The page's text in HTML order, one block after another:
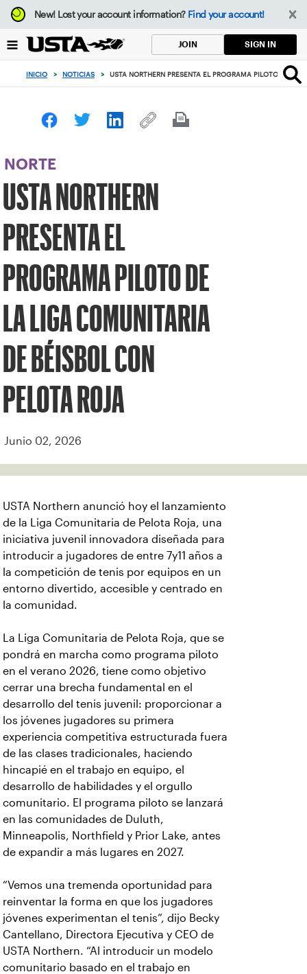
Enfoque
desde
botón
volver
principio
New!Lost your account information? Find your account!
JOIN SIGN IN
INICIO > NOTICIAS > USTA NORTHERN PRESENTA EL PROGRAMA PILOTO DE LA
NORTE
USTA NORTHERN
PRESENTA EL
PROGRAMA PILOTO DE
LA LIGA COMUNITARIA
DE BÉISBOL CON
PELOTA ROJA
Junio 02, 2026
USTA Northern anunció hoy el lanzamiento
de la Liga Comunitaria de Pelota Roja, una
iniciativa juvenil innovadora diseñada para
introducir a jugadores de entre 7y11 años a
la competición de tenis por equipos en un
entorno divertido, accesible y centrado en
la comunidad.
La Liga Comunitaria de Pelota Roja, que se
pondrá en marcha como programa piloto
en el verano 2026, tiene como objetivo
cerrar una brecha fundamental en el
desarrollo del tenis juvenil: proporcionar a
los jóvenes jugadores su primera
experiencia competitiva estructurada fuera
de las clases tradicionales, haciendo
hincapié en el trabajo en equipo, el
desarrollo de habilidades y el orgullo
comunitario. El programa piloto se lanzará
en las comunidades de Duluth,
Minneapolis, Northfield y Prior Lake, antes
de expandir a más lugares en 2027.
“Vemos una tremenda oportunidad para
reinventar la forma en que los jugadores
jóvenes experimentan el tenis”, dijo Becky
Cantellano, Directora Ejecutiva y CEO de
USTA Northern. “Al introducir un modelo
comunitario basado en el trabajo en